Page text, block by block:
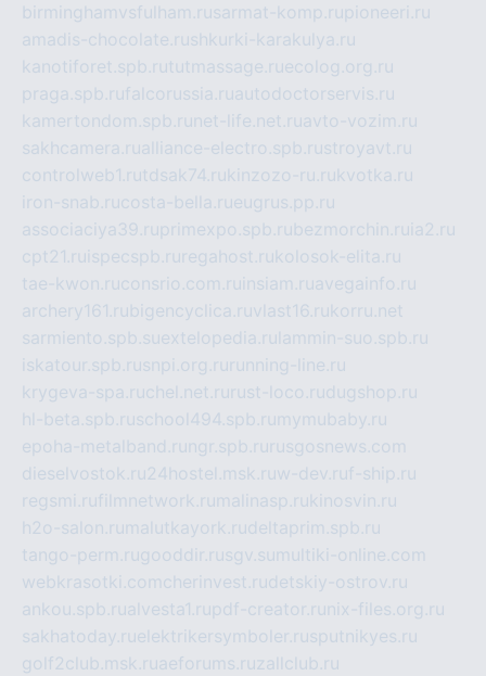
birminghamvsfulham.rusarmat-komp.rupioneeri.ru
amadis-chocolate.rushkurki-karakulya.ru
kanotiforet.spb.rututmassage.ruecolog.org.ru
praga.spb.rufalcorussia.ruautodoctorservis.ru
kamertondom.spb.ru net-life.net.ruavto-vozim.ru
sakhcamera.rualliance-electro.spb.rustroyavt.ru
controlweb1.rutdsak74.rukinzozo-ru.rukvotka.ru
iron-snab.rucosta-bella.rueugrus.pp.ru
associaciya39.ruprimexpo.spb.rubezmorchin.ru ia2.ru
cpt21.ru ispecspb.ru regahost.rukolosok-elita.ru
tae-kwon.ruconsrio.com.ru insiam.ruavegainfo.ru
archery161.rubigencyclica.ruvlast16.rukorru.net
sarmiento.spb.suextelopedia.ru lammin-suo.spb.ru
iskatour.spb.rusnpi.org.ru running-line.ru
krygeva-spa.ruchel.net.ru rust-loco.rudugshop.ru
hl-beta.spb.ruschool494.spb.ru mymubaby.ru
epoha-metalband.ru ngr.spb.ru rusgosnews.com
dieselvostok.ru24hostel.msk.ruw-dev.ruf-ship.ru
regsmi.rufilmnetwork.ru malinasp.rukinosvin.ru
h2o-salon.ru malutkayork.rudeltaprim.spb.ru
tango-perm.rugooddir.rusgv.su multiki-online.com
webkrasotki.comcherinvest.rudetskiy-ostrov.ru
ankou.spb.rualvesta1.rupdf-creator.ru nix-files.org.ru
sakhatoday.ruelektrikersymboler.rusputnikyes.ru
golf2club.msk.ruaeforums.ruzallclub.ru